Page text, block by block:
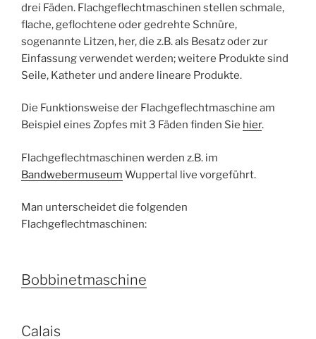
drei Fäden. Flachgeflechtmaschinen stellen schmale,
flache, geflochtene oder gedrehte Schnüre,
sogenannte Litzen, her, die z.B. als Besatz oder zur
Einfassung verwendet werden; weitere Produkte sind
Seile, Katheter und andere lineare Produkte.
Die Funktionsweise der Flachgeflechtmaschine am
Beispiel eines Zopfes mit 3 Fäden finden Sie hier.
Flachgeflechtmaschinen werden z.B. im
Bandwebermuseum Wuppertal live vorgeführt.
Man unterscheidet die folgenden
Flachgeflechtmaschinen:
Bobbinetmaschine
Calais